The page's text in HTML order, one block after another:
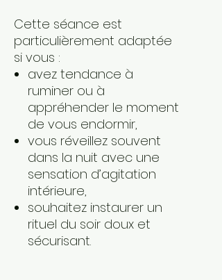
Cette séance est
particulièrement adaptée
si vous :
avez tendance à
ruminer ou à
appréhender le moment
de vous endormir,
vous réveillez souvent
dans la nuit avec une
sensation d’agitation
intérieure,
souhaitez instaurer un
rituel du soir doux et
sécurisant.